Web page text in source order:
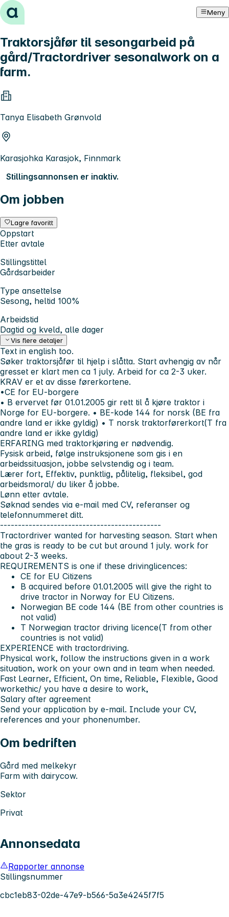
Hopp til innhold Meny
Traktorsjåfør til sesongarbeid på
gård/Tractordriver sesonalwork on a
farm.
Tanya Elisabeth Grønvold
Karasjohka Karasjok, Finnmark
Stillingsannonsen er inaktiv.
Om jobben
Lagre favoritt
Oppstart
Etter avtale
Stillingstittel
Gårdsarbeider
Type ansettelse
Sesong, heltid 100%
Arbeidstid
Dagtid og kveld, alle dager
Vis flere detaljer
Text in english too.
Søker traktorsjåfør til hjelp i slåtta. Start avhengig av når
gresset er klart men ca 1 july. Arbeid for ca 2-3 uker.
KRAV er et av disse førerkortene.
•CE for EU-borgere
• B ervervet før 01.01.2005 gir rett til å kjøre traktor i
Norge for EU-borgere. • BE-kode 144 for norsk (BE fra
andre land er ikke gyldig) • T norsk traktorførerkort(T fra
andre land er ikke gyldig)
ERFARING med traktorkjøring er nødvendig.
Fysisk arbeid, følge instruksjonene som gis i en
arbeidssituasjon, jobbe selvstendig og i team.
Lærer fort, Effektiv, punktlig, pålitelig, fleksibel, god
arbeidsmoral/ du liker å jobbe.
Lønn etter avtale.
Søknad sendes via e-mail med CV, referanser og
telefonnummeret ditt.
---------------------------------------------
Tractordriver wanted for harvesting season. Start when
the gras is ready to be cut but around 1 july. work for
about 2-3 weeks.
REQUIREMENTS is one if these drivinglicences:
CE for EU Citizens
B acquired before 01.01.2005 will give the right to
drive tractor in Norway for EU Citizens.
Norwegian BE code 144 (BE from other countries is
not valid)
T Norwegian tractor driving licence(T from other
countries is not valid)
EXPERIENCE with tractordriving.
Physical work, follow the instructions given in a work
situation, work on your own and in team when needed.
Fast Learner, Efficient, On time, Reliable, Flexible, Good
workethic/ you have a desire to work,
Salary after agreement
Send your application by e-mail. Include your CV,
references and your phonenumber.
Om bedriften
Gård med melkekyr
Farm with dairycow.
Sektor
Privat
Annonsedata
Rapporter annonse
Stillingsnummer
cbc1eb83-02de-47e9-b566-5a3e4245f7f5